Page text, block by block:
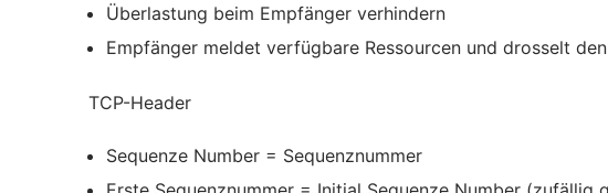
Überlastung beim Empfänger verhindern
Empfänger meldet verfügbare Ressourcen und drosselt
TCP-Header
Sequenze Number = Sequenznummer